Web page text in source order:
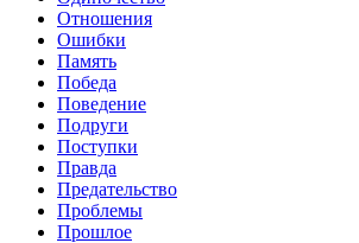
Отношения
Ошибки
Память
Победа
Поведение
Подруги
Поступки
Правда
Предательство
Проблемы
Прошлое